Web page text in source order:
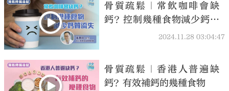
骨質疏鬆｜常飲咖啡會缺
鈣？控制幾種食物減少鈣質
2024.11.28 03:04:47
骨質疏鬆｜香港人普遍缺
鈣？有效補鈣的幾種食物